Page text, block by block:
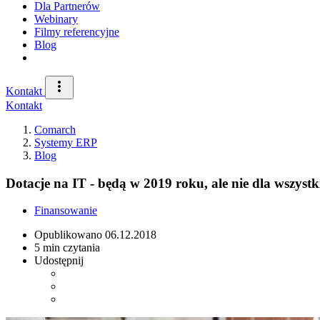
Dla Partnerów
Webinary
Filmy referencyjne
Blog
Kontakt
Kontakt
Comarch
Systemy ERP
Blog
Dotacje na IT - będą w 2019 roku, ale nie dla
Finansowanie
Opublikowano 06.12.2018
5 min czytania
Udostępnij